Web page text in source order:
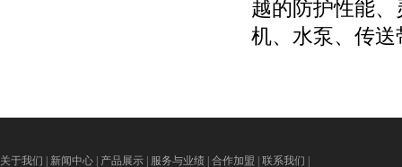
越的防护性能
机、水泵、传
关于我们 新闻中心 产品展示 服务与业绩 合作加盟 联系我们